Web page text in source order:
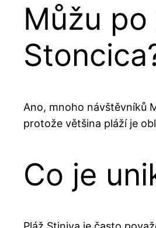
Můžu
Ano, mnoho návštěvníků
protože většina pláží je
Co je